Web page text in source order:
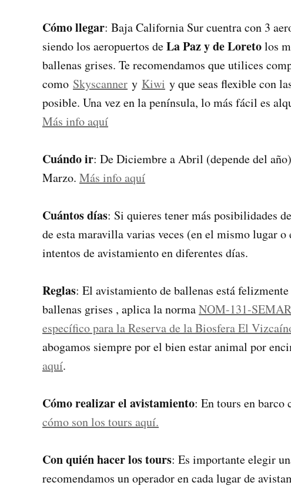
Cómo llegar: Baja California Sur cuentra con 3
siendo los aeropuertos deLa Paz y de Loretolos
ballenas grises. Te recomendamos que utilices
como Skyscanner y Kiwi y que seas flexible con
posible. Una vez en la península, lo más fácil es
Más info aquí
Cuándo ir: De Diciembre a Abril (depende del
Marzo. Más info aquí
Cuántos días: Si quieres tener más posibilidades
de esta maravilla varias veces (en el mismo lugar
intentos de avistamiento en diferentes días.
Reglas: El avistamiento de ballenas está
ballenas grises , aplica la normaNOM-131-
específico para la Reserva de la Biosfera El
abogamos siempre por el bien estar animal por
aquí.
Cómo realizar el avistamiento: En tours en barco
cómo son los tours aquí.
Con quién hacer los tours: Es importante elegir
recomendamos un operador en cada lugar de